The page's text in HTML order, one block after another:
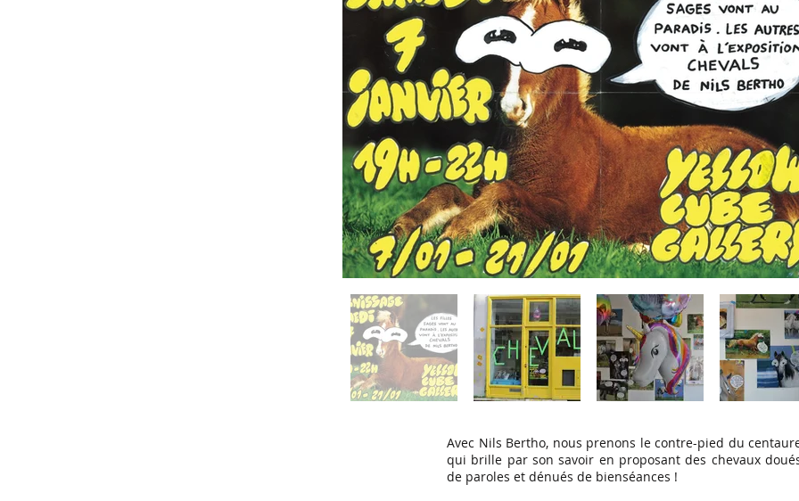
Avec Nils Bertho, nous prenons le contre-pied du
qui brille par son savoir en proposant des chevaux
de paroles et dénués de bienséances !